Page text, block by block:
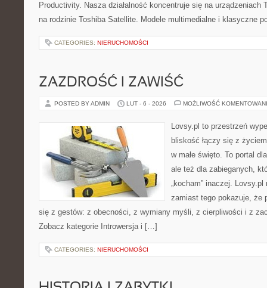
Productivity. Nasza działalność koncentruje się na urządzeniach
na rodzinie Toshiba Satellite. Modele multimedialne i klasyczne
CATEGORIES: NIERUCHOMOŚCI
ZAZDROŚĆ I ZAWIŚĆ
POSTED BY ADMIN LUT - 6 - 2026 MOŻLIWOŚĆ
Lovsy.pl to przestrzeń
bliskość łączy się z
w małe święto. To portal
ale też dla zabieganych,
„kocham” inaczej.
zamiast tego pokazuje, że
się z gestów: z obecności, z wymiany myśli, z cierpliwości i z
Zobacz kategorie Introwersja i […]
CATEGORIES: NIERUCHOMOŚCI